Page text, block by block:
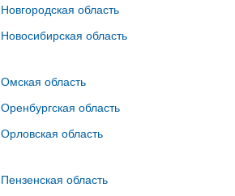
Новгородская область
Новосибирская область
Омская область
Оренбургская область
Орловская область
Пензенская область